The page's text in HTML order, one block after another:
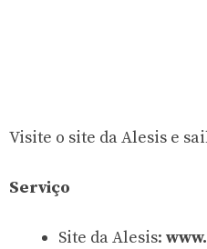
Visite o site da Alesis e
Serviço
Site da Alesis: